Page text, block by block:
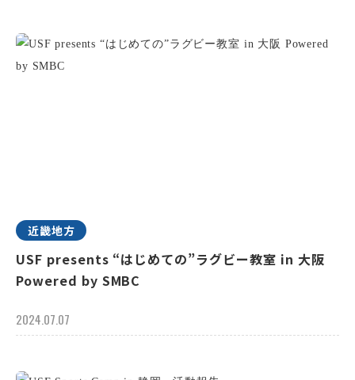
近畿地方
USF presents “はじめての”ラグビー教室 in 大阪
Powered by SMBC
2024.07.07